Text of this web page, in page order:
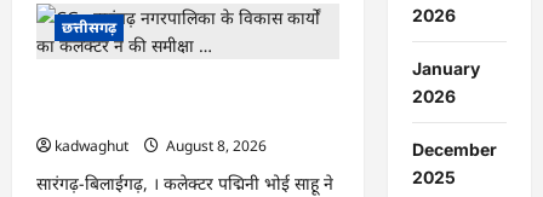
:
राष्ट्रीय
हथकरघा
…
छत्तीसगढ़
kadwaghut
August 8, 2026
सारंगढ़-बिलाईगढ़, । कलेक्टर पद्मिनी भोई साहू ने
2026
January
2026
December
2025